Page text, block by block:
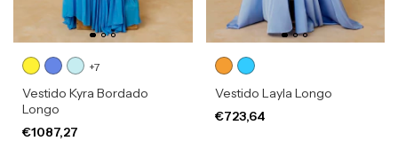
+7
Vestido Kyra Bordado
Longo
€1087,27
Vestido Layla Longo
€723,64